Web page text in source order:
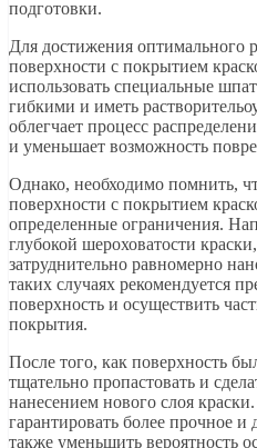
подготовки.
Для достижения оптимального
поверхности с покрытием
использовать специальные
гибкими и иметь
облегчает процесс
и уменьшает возможность
Однако, необходимо помнить,
поверхности с покрытием
определенные ограничения.
глубокой шероховатости
затруднительно равномерно
таких случаях рекомендуется
поверхность и осуществить
покрытия.
После того, как поверхность
тщательно пропастовать и
нанесением нового слоя
гарантировать более прочное и
также уменьшить вероятность